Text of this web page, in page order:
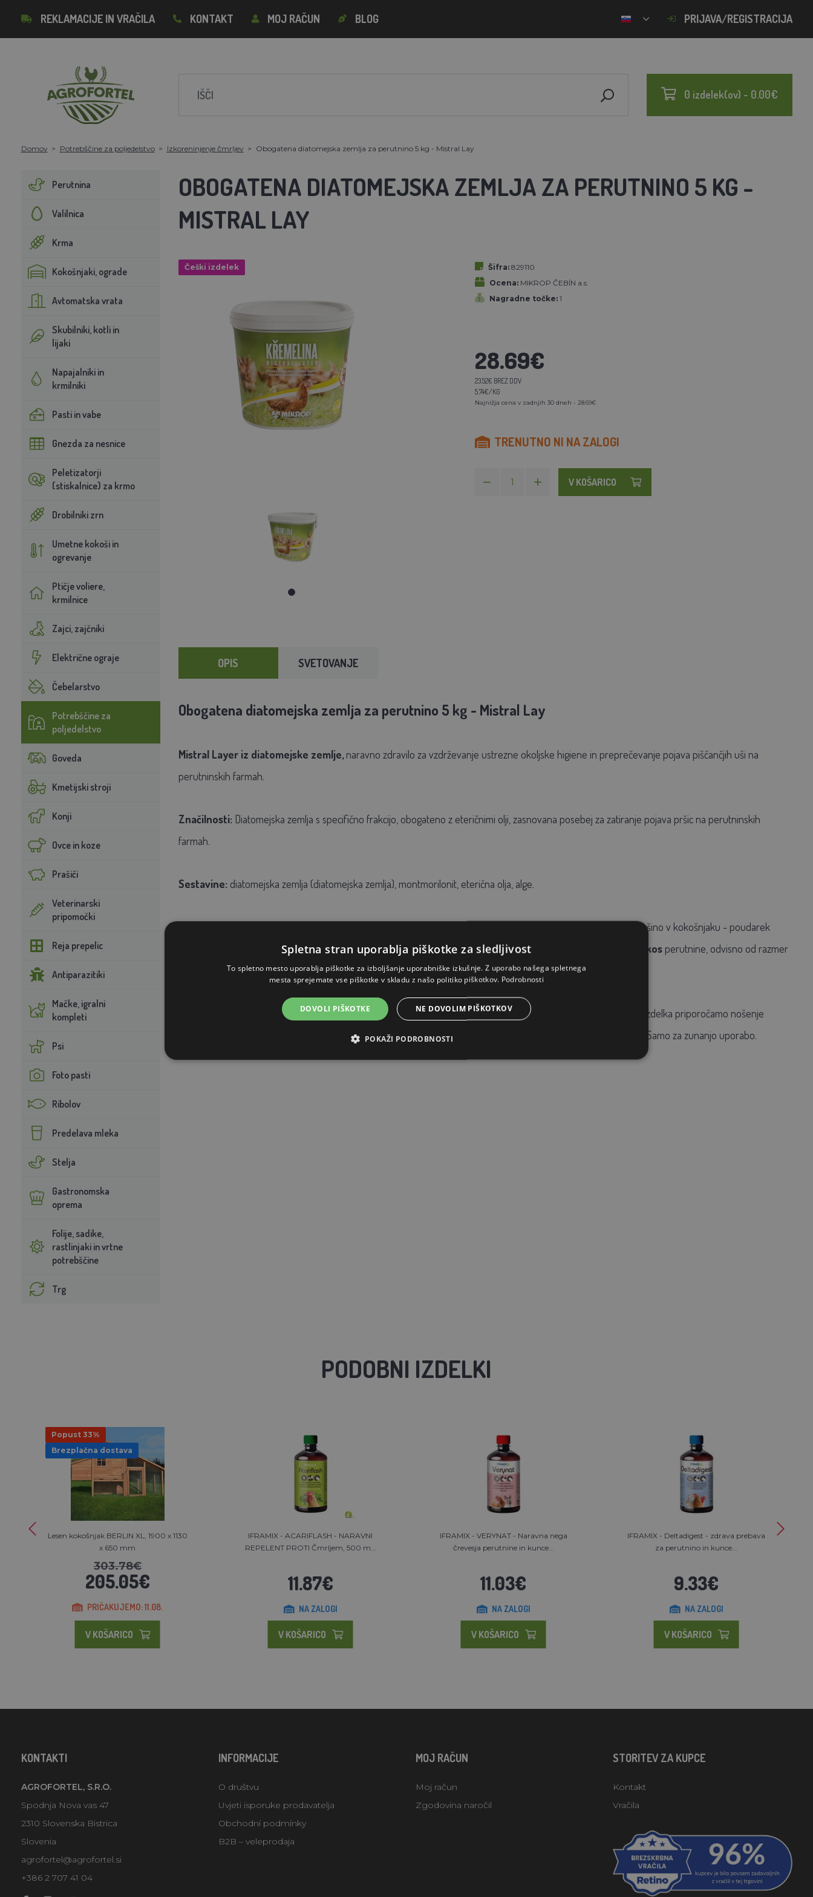
REKLAMACIJE IN VRAČILA KONTAKT MOJ RAČUN BLOG PRIJAVA/REGISTRACIJA
0 izdelek(ov) - 0.00€
Domov Potrebščine za poljedelstvo Izkoreninjenje čmrljev Obogatena diatomejska zemlja za perutnino 5 kg - Mistral Lay
Perutnina
Valilnica
Krma
Kokošnjaki, ograde
Avtomatska vrata
Skubilniki, kotli in
lijaki
Napajalniki in
krmilniki
Pasti in vabe
Gnezda za nesnice
Peletizatorji
(stiskalnice) za krmo
Drobilniki zrn
Umetne kokoši in
ogrevanje
Ptičje voliere,
krmilnice
Zajci, zajčniki
Električne ograje
Čebelarstvo
Potrebščine za
poljedelstvo
Goveda
Kmetijski stroji
Konji
Ovce in koze
Prašiči
Veterinarski
pripomočki
Reja prepelic
Antiparazitiki
Mačke, igralni
kompleti
Psi
Foto pasti
Ribolov
Predelava mleka
Stelja
Gastronomska
oprema
Folije, sadike,
rastlinjaki in vrtne
potrebščine
Trg
OBOGATENA DIATOMEJSKA ZEMLJA ZA PERUTNINO 5 KG -
MISTRAL LAY
Češki izdelek Šifra: 829110
Ocena: MIKROP ČEBÍN a.s.
Nagradne točke: 1
28.69€
23.52€ BREZ DDV
5.74€/KG
Najnižja cena v zadnjih 30 dneh - 28.69€
TRENUTNO NI NA ZALOGI
V KOŠARICO
OPIS SVETOVANJE
Obogatena diatomejska zemlja za perutnino 5 kg - Mistral Lay
Mistral Layer iz diatomejske zemlje, naravno zdravilo za vzdrževanje ustrezne okoljske higiene in preprečevanje pojava piščančjih uši na
perutninskih farmah.
Značilnosti: Diatomejska zemlja s specifično frakcijo, obogateno z eteričnimi olji, zasnovana posebej za zatiranje pojava pršic na perutninskih
farmah.
Sestavine: diatomejska zemlja (diatomejska zemlja), montmorilonit, eterična olja, alge.
Uporabljajte tudi v prisotnosti perutnine izključno v suhi obliki. Nanesite ročno ali z aplikatorjem na površino v kokošnjaku - poudarek
dajemo na počivališča in ležišča. Lahko se uporablja tudi kot polnilo za pepelnike.Približna količina je 20 g na 1 kosperutnine, odvisno od razmer
Po prvem nanosu priporočamo ponovno uporabo čez 7–10 dni. Zaradi naravne narave in prašnosti izdelka priporočamo nošenje
respiratorja med nanosom. Vendar pa enkratni vdih z zdravstvenega vidika ni nevaren. Hranite na suhem mestu. Samo za zunanjo uporabo.
PODOBNI IZDELKI
Popust 33%
Brezplačna dostava
Lesen kokošnjak BERLIN XL, 1900 x 1130
x 650 mm
303.78€
205.05€
PRIČAKUJEMO: 11.08.
V KOŠARICO
IFRAMIX - ACARIFLASH - NARAVNI
REPELENT PROTI Čmrljem, 500 m...
11.87€
NA ZALOGI
V KOŠARICO
IFRAMIX - VERYNAT - Naravna nega
črevesja perutnine in kunce...
11.03€
NA ZALOGI
V KOŠARICO
IFRAMIX - Deltadigest - zdrava prebava
za perutnino in kunce...
9.33€
NA ZALOGI
V KOŠARICO
KONTAKTI
AGROFORTEL, S.R.O.
Spodnja Nova vas 47
2310 Slovenska Bistrica
Slovenia
agrofortel@agrofortel.si
+386 2 707 41 04
INFORMACIJE
O društvu
Uvjeti isporuke prodavatelja
Obchodní podmínky
B2B – veleprodaja
MOJ RAČUN
Moj račun
Zgodovina naročil
STORITEV ZA KUPCE
Kontakt
Vračila
Spletna stran uporablja piškotke za sledljivost
To spletno mesto uporablja piškotke za izboljšanje uporabniške izkušnje. Z uporabo našega spletnega
mesta sprejemate vse piškotke v skladu z našo politiko piškotkov. Podrobnosti
DOVOLI PIŠKOTKE NE DOVOLIM PIŠKOTKOV
POKAŽI PODROBNOSTI